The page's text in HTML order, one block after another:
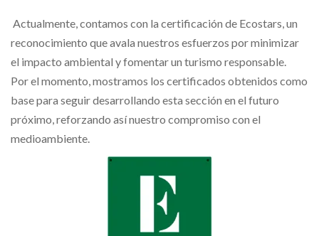
Actualmente, contamos con la certificación de Ecostars, un
reconocimiento que avala nuestros esfuerzos por minimizar
el impacto ambiental y fomentar un turismo responsable.
Por el momento, mostramos los certificados obtenidos como
base para seguir desarrollando esta sección en el futuro
próximo, reforzando así nuestro compromiso con el
medioambiente.